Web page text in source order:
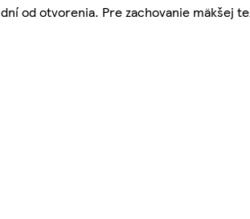
od otvorenia. Pre zachovanie mäkšej